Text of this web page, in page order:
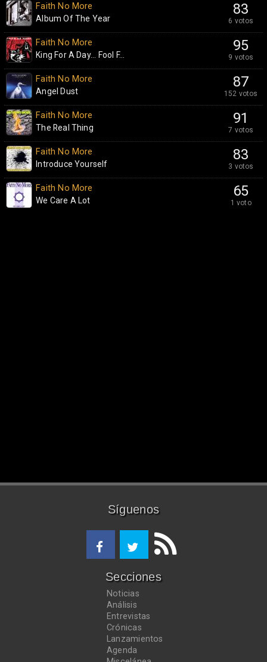
83
6 votos
Faith No More
Album Of The Year
95
9 votos
Faith No More
King For A Day... Fool F...
87
152 votos
Faith No More
Angel Dust
91
7 votos
Faith No More
The Real Thing
83
3 votos
Faith No More
Introduce Yourself
65
1 voto
Faith No More
We Care A Lot
Síguenos
Secciones
Noticias
Análisis
Entrevistas
Crónicas
Lanzamientos
Agenda